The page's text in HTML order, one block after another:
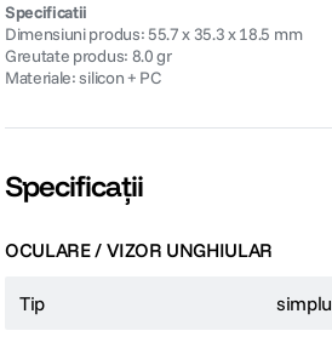
Specificatii
Dimensiuni produs: 55.7 x 35.3 x 18.5 mm
Greutate produs: 8.0 gr
Materiale: silicon + PC
Specificații
OCULARE / VIZOR UNGHIULAR
Tip simplu